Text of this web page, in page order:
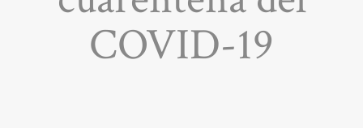
COVID-19